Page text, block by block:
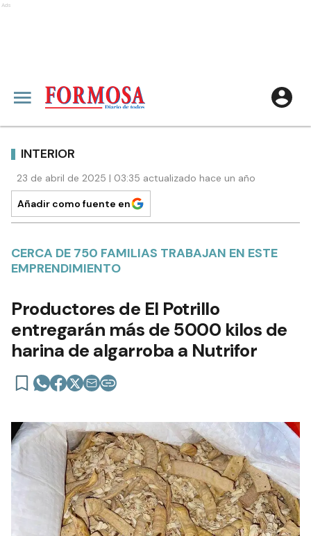
Ads
INTERIOR
23 de abril de 2025 | 03:35 actualizado hace un año
Añadir como fuente en
CERCA DE 750 FAMILIAS TRABAJAN EN ESTE
EMPRENDIMIENTO
Productores de El Potrillo
entregarán más de 5000 kilos de
harina de algarroba a Nutrifor